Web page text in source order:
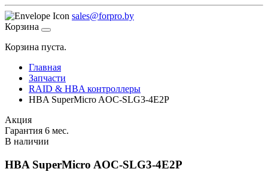
sales@forpro.by
Корзина
Корзина пуста.
Главная
Запчасти
RAID & HBA контроллеры
HBA SuperMicro AOC-SLG3-4E2P
Акция
Гарантия 6 мес.
В наличии
HBA SuperMicro AOC-SLG3-4E2P